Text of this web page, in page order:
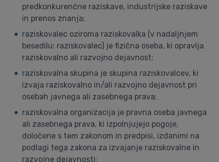
predkonkurenčne raziskave, industrijske raziskave
in prenos znanja;
raziskovalec oziroma raziskovalka (v nadaljnjem
besedilu: raziskovalec) je fizična oseba, ki opravlja
raziskovalno ali razvojno dejavnost;
raziskovalna skupina je skupina raziskovalcev, ki
izvaja raziskovalno in/ali razvojno dejavnost pri
osebah javnega ali zasebnega prava;
raziskovalna organizacija je pravna oseba javnega
ali zasebnega prava, ki izpolnjujejo pogoje,
določene s tem zakonom in predpisi, izdanimi na
podlagi tega zakona za izvajanje raziskovalne in
razvojne dejavnosti;